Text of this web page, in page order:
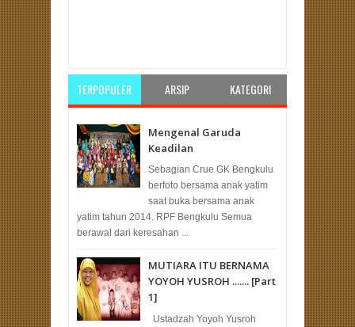
TERPOPULER ARSIP KATEGORI
Mengenal Garuda
Keadilan
Sebagian Crue GK Bengkulu
berfoto bersama anak yatim
saat buka bersama anak
yatim tahun 2014. RPF Bengkulu Semua
berawal dari keresahan ...
MUTIARA ITU BERNAMA
YOYOH YUSROH ....... [Part
1]
Ustadzah Yoyoh Yusroh